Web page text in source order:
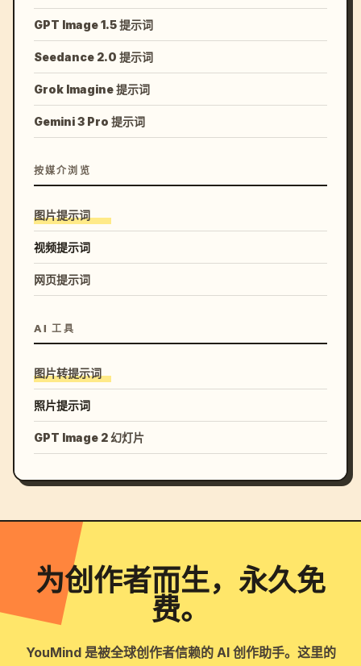
GPT Image 1.5 提示词
Seedance 2.0 提示词
Grok Imagine 提示词
Gemini 3 Pro 提示词
按媒介浏览
图片提示词
视频提示词
网页提示词
AI 工具
图片转提示词
照片提示词
GPT Image 2 幻灯片
为创作者而生，永久免
费。
YouMind 是被全球创作者信赖的 AI 创作助手。这里的